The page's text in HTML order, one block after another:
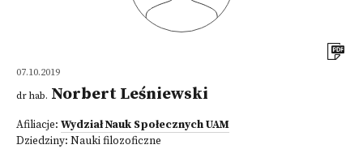
07.10.2019
dr hab. Norbert Leśniewski
Afiliacje: Wydział Nauk Społecznych UAM
Dziedziny: Nauki filozoficzne